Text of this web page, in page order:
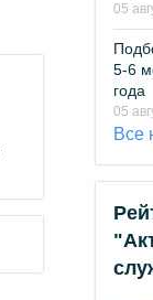
05
5-6
года
05
Все